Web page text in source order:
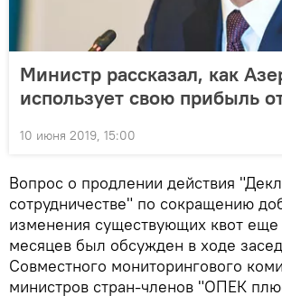
Министр рассказал, как
использует свою прибыль
10 июня 2019, 15:00
Вопрос о продлении действия
сотрудничестве" по сокращению
изменения существующих квот еще
месяцев был обсужден в ходе
Совместного мониторингового
министров стран-членов "ОПЕК